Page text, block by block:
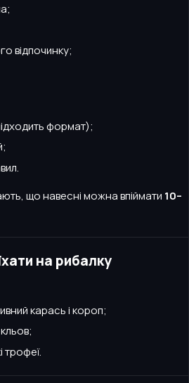
відпочинку;
формат);
що навесні можна впіймати 10–
на рибалку
карась і короп;
трофеї.